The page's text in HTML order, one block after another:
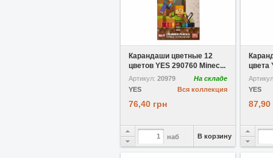
В избранное
Карандаши цветные 12
цветов YES 290760 Minec...
Артикул: 20979
На складе
Вся коллекция
YES
76,40 грн
наб В корзину
цвета
YES
87,90